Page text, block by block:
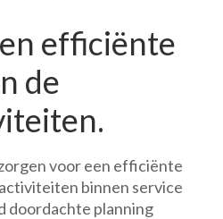
efficiënte
de
voor een efficiënte
binnen service
doordachte planning